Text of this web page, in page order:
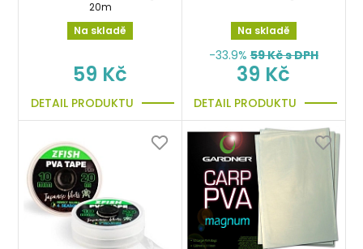
20m
Na skladě
59 Kč
DETAIL PRODUKTU
Na skladě
-33.9% 59Kč s DPH
39 Kč
DETAIL PRODUKTU